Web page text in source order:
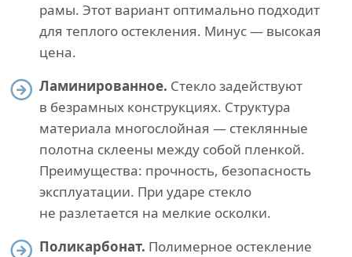
рамы. Этот вариант оптимально подходит
для теплого остекления. Минус — высокая
цена.
Ламинированное. Стекло задействуют
в безрамных конструкциях. Структура
материала многослойная — стеклянные
полотна склеены между собой пленкой.
Преимущества: прочность, безопасность
эксплуатации. При ударе стекло
не разлетается на мелкие осколки.
Поликарбонат. Полимерное остекление